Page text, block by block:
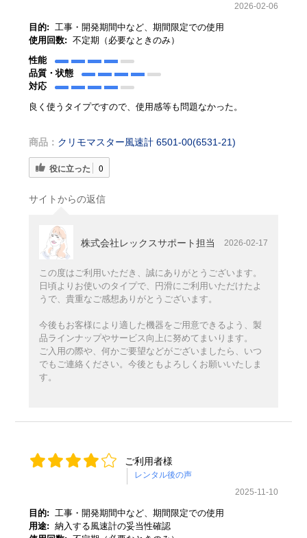
2026-02-06
目的: 工事・開発期間中など、期間限定での使用
使用回数: 不定期（必要なときのみ）
性能
品質・状態
対応
良く使うタイプですので、使用感等も問題なかった。
商品： クリモマスター風速計 6501-00(6531-21)
役に立った 0
サイトからの返信
株式会社レックスサポート担当 2026-02-17
この度はご利用いただき、誠にありがとうございます。
日頃よりお使いのタイプで、円滑にご利用いただけたよ
うで、貴重なご感想ありがとうございます。
今後もお客様により適した機器をご用意できるよう、製
品ラインナップやサービス向上に努めてまいります。
ご入用の際や、何かご要望などがございましたら、いつ
でもご連絡ください。今後ともよろしくお願いいたしま
す。
ご利用者様
2025-11-10
目的:
工事・開発期間中など、期間限定での使用
用途: 納入する風速計の妥当性確認